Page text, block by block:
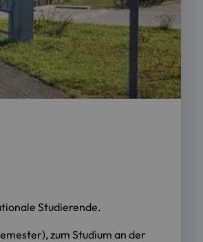
Studierende.
zum Studium an der